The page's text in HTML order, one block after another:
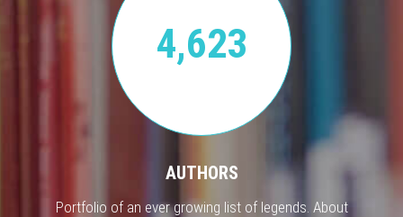
4,623
AUTHORS
Portfolio of an ever growing list of legends. About